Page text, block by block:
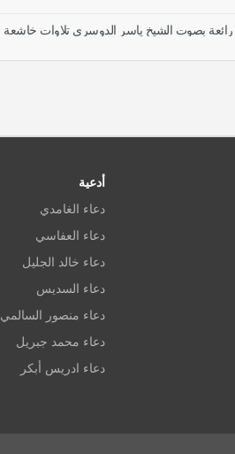
رائعة بصوت الشيخ ياسر الدوسري تلاوات خاشعة
أدعية
دعاء الغامدي
دعاء العفاسي
دعاء خالد الجليل
دعاء السديس
دعاء منصور السالمي
دعاء محمد جبريل
دعاء ادريس أبكر